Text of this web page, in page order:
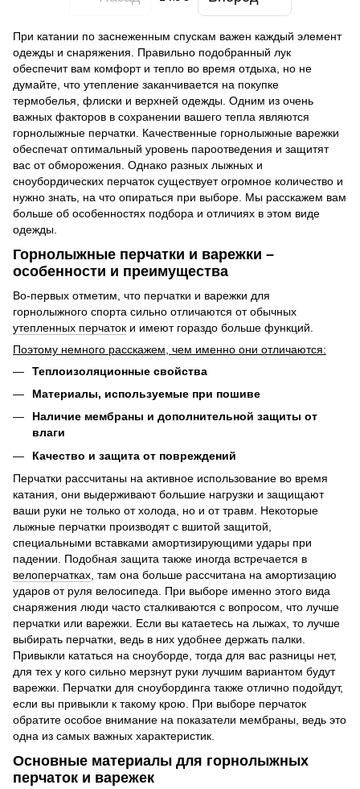
При катании по заснеженным спускам важен каждый элемент
одежды и снаряжения. Правильно подобранный лук
обеспечит вам комфорт и тепло во время отдыха, но не
думайте, что утепление заканчивается на покупке
термобелья, флиски и верхней одежды. Одним из очень
важных факторов в сохранении вашего тепла являются
горнолыжные перчатки. Качественные горнолыжные варежки
обеспечат оптимальный уровень пароотведения и защитят
вас от обморожения. Однако разных лыжных и
сноубордических перчаток существует огромное количество и
нужно знать, на что опираться при выборе. Мы расскажем вам
больше об особенностях подбора и отличиях в этом виде
одежды.
Горнолыжные перчатки и варежки –
особенности и преимущества
Во-первых отметим, что перчатки и варежки для
горнолыжного спорта сильно отличаются от обычных
утепленных перчаток и имеют гораздо больше функций.
Поэтому немного расскажем, чем именно они отличаются:
Теплоизоляционные свойства
Материалы, используемые при пошиве
Наличие мембраны и дополнительной защиты от
влаги
Качество и защита от повреждений
Перчатки рассчитаны на активное использование во время
катания, они выдерживают большие нагрузки и защищают
ваши руки не только от холода, но и от травм. Некоторые
лыжные перчатки производят с вшитой защитой,
специальными вставками амортизирующими удары при
падении. Подобная защита также иногда встречается в
велоперчатках , там она больше рассчитана на амортизацию
ударов от руля велосипеда. При выборе именно этого вида
снаряжения люди часто сталкиваются с вопросом, что лучше
перчатки или варежки. Если вы катаетесь на лыжах, то лучше
выбирать перчатки, ведь в них удобнее держать палки.
Привыкли кататься на сноуборде, тогда для вас разницы нет,
для тех у кого сильно мерзнут руки лучшим вариантом будут
варежки. Перчатки для сноубординга также отлично подойдут,
если вы привыкли к такому крою. При выборе перчаток
обратите особое внимание на показатели мембраны, ведь это
одна из самых важных характеристик.
Основные материалы для горнолыжных
перчаток и варежек